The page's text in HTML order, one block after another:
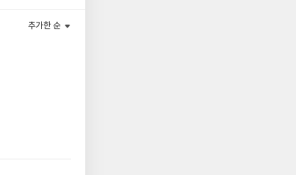
추가한 순